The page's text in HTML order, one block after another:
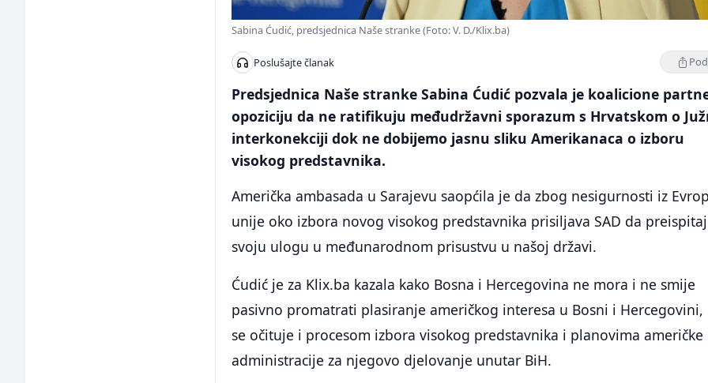
Sabina Ćudić, predsjednica Naše stranke (Foto: V. D./Klix.ba)
Poslušajte članak
Predsjednica Naše stranke Sabina Ćudić pozvala je koalicione
opoziciju da ne ratifikuju međudržavni sporazum s Hrvatskom o
interkonekciji dok ne dobijemo jasnu sliku Amerikanaca o izboru
visokog predstavnika.
Američka ambasada u Sarajevu saopćila je da zbog nesigurnosti iz
unije oko izbora novog visokog predstavnika prisiljava SAD da
svoju ulogu u međunarodnom prisustvu u našoj državi.
Ćudić je za Klix.ba kazala kako Bosna i Hercegovina ne mora i ne smije
pasivno promatrati plasiranje američkog interesa u Bosni i
se očituje i procesom izbora visokog predstavnika i planovima američke
administracije za njegovo djelovanje unutar BiH.